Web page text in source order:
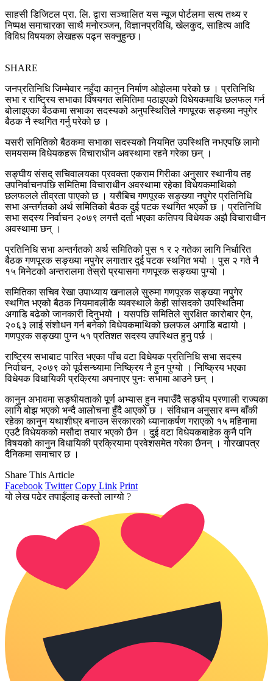
साहसी डिजिटल प्रा. लि. द्वारा सञ्चालित यस न्यूज पोर्टलमा सत्य तथ्य र
निष्पक्ष समाचारका साथै मनोरञ्जन, विज्ञानप्रविधि, खेलकुद, साहित्य आदि
विविध विषयका लेखहरू पढ्न सक्नुहुन्छ।
SHARE
जनप्रतिनिधि जिम्मेवार नहुँदा कानुन निर्माण ओझेलमा परेको छ । प्रतिनिधि
सभा र राष्ट्रिय सभाका विषयगत समितिमा पठाइएको विधेयकमाथि छलफल गर्न
बोलाइएका बैठकमा सभाका सदस्यको अनुपस्थितिले गणपूरक सङ्ख्या नपुगेर
बैठक नै स्थगित गर्नु परेको छ ।
यसरी समितिको बैठकमा सभाका सदस्यको नियमित उपस्थिति नभएपछि लामो
समयसम्म विधेयकहरू विचाराधीन अवस्थामा रहने गरेका छन् ।
सङ्घीय संसद् सचिवालयका प्रवक्ता एकराम गिरीका अनुसार स्थानीय तह
उपनिर्वाचनपछि समितिमा विचाराधीन अवस्थामा रहेका विधेयकमाथिको
छलफलले तीव्रता पाएको छ । यसैबिच गणपूरक सङ्ख्या नपुगेर प्रतिनिधि
सभा अन्तर्गतको अर्थ समितिको बैठक दुई पटक स्थगित भएको छ । प्रतिनिधि
सभा सदस्य निर्वाचन २०७९ लगत्तै दर्ता भएका कतिपय विधेयक अझै विचाराधीन
अवस्थामा छन् ।
प्रतिनिधि सभा अन्तर्गतको अर्थ समितिको पुस १ र २ गतेका लागि निर्धारित
बैठक गणपूरक सङ्ख्या नपुगेर लगातार दुई पटक स्थगित भयो । पुस २ गते नै
१५ मिनेटको अन्तरालमा तेस्रो प्रयासमा गणपूरक सङ्ख्या पुग्यो ।
समितिका सचिव रेखा उपाध्याय खनालले सुरुमा गणपूरक सङ्ख्या नपुगेर
स्थगित भएको बैठक नियमावलीकै व्यवस्थाले केही सांसदको उपस्थितिमा
अगाडि बढेको जानकारी दिनुभयो । यसपछि समितिले सुरक्षित कारोबार ऐन,
२०६३ लाई संशोधन गर्न बनेको विधेयकमाथिको छलफल अगाडि बढायो ।
गणपूरक सङ्ख्या पुग्न ५१ प्रतिशत सदस्य उपस्थित हुनु पर्छ ।
राष्ट्रिय सभाबाट पारित भएका पाँच वटा विधेयक प्रतिनिधि सभा सदस्य
निर्वाचन, २०७९ को पूर्वसन्ध्यामा निष्क्रिय नै हुन पुग्यो । निष्क्रिय भएका
विधेयक विधायिकी प्रक्रिया अपनाएर पुनः सभामा आउने छन् ।
कानुन अभावमा सङ्घीयताको पूर्ण अभ्यास हुन नपाउँदै सङ्घीय प्रणाली राज्यका
लागि बोझ भएको भन्दै आलोचना हुँदै आएको छ । संविधान अनुसार बन्न बाँकी
रहेका कानुन यथाशीघ्र बनाउन सरकारको ध्यानाकर्षण गराएको १५ महिनामा
एउटै विधेयकको मसौदा तयार भएको छैन । दुई वटा विधेयकबाहेक कुनै पनि
विषयको कानुन विधायिकी प्रक्रियामा प्रवेशसमेत गरेका छैनन् । गोरखापत्र
दैनिकमा समाचार छ ।
Share This Article
Facebook Twitter Copy Link Print
यो लेख पढेर तपाइँलाइ कस्तो लाग्यो ?